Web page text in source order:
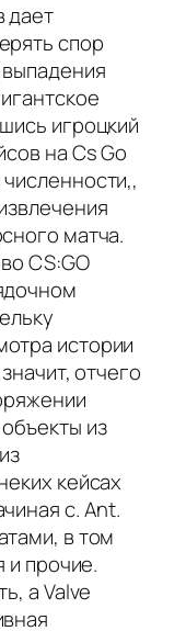
дает
спор
игроцкий
на Cs Go
матча.
CS:GO
истории
отчего
из
кейсах
с. Ant.
в том
и прочие.
а Valve